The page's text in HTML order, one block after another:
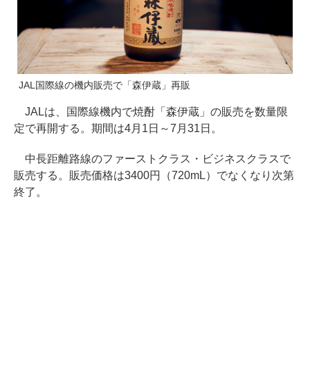
JAL国際線の機内販売で「森伊蔵」再販
JALは、国際線機内で焼酎「森伊蔵」の販売を数量限
定で再開する。期間は4月1日～7月31日。
中長距離路線のファーストクラス・ビジネスクラスで
販売する。販売価格は3400円（720mL）でなくなり次第
終了。